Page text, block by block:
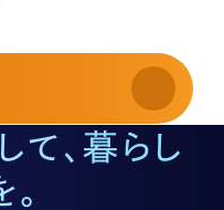
て、暮らし